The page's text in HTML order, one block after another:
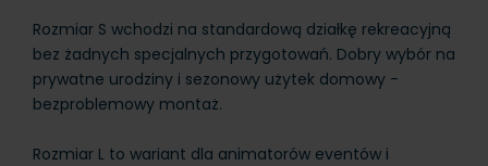
Rozmiar S wchodzi na standardową działkę rekreacyjną
bez żadnych specjalnych przygotowań. Dobry wybór na
prywatne urodziny i sezonowy użytek domowy -
bezproblemowy montaż.
Rozmiar L to wariant dla animatorów eventów i